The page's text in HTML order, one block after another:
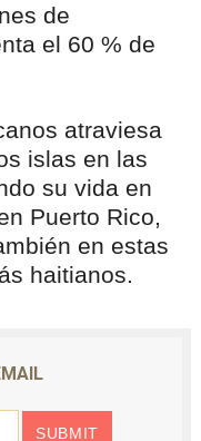
de
el 60 % de
atraviesa
islas en las
su vida en
Puerto Rico,
en estas
haitianos.